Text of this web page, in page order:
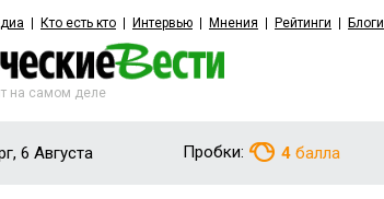
Кто есть кто Интервью Мнения Рейтинги Блоги
на самом деле
6 Августа Пробки: 4 балла